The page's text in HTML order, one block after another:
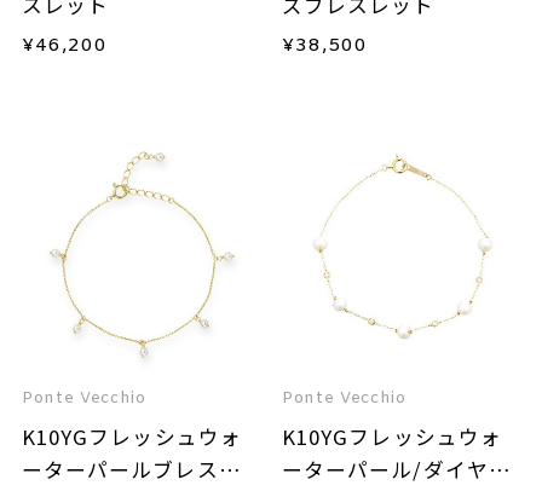
¥46,200 ¥38,500
Ponte Vecchio
K10YGフレッシュウォ
ーターパールブレスレ
Ponte Vecchio
K10YGフレッシュウォ
ーターパール/ダイヤモ